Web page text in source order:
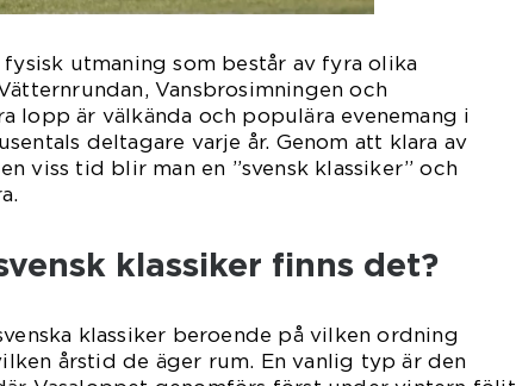
fysisk utmaning som består av fyra olika
Vansbrosimningen och
lopp är välkända och populära evenemang i
deltagare varje år. Genom att klara av
viss tid blir man en ”svensk klassiker” och
klassiker finns det?
klassiker beroende på vilken ordning
årstid de äger rum. En vanlig typ är den